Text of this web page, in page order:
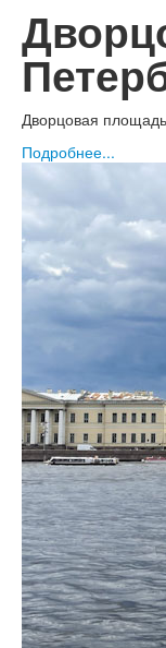
Дворцовая
Подробнее...